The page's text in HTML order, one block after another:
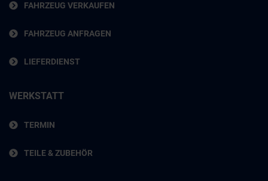
FAHRZEUG VERKAUFEN
FAHRZEUG ANFRAGEN
LIEFERDIENST
WERKSTATT
TERMIN
TEILE & ZUBEHÖR